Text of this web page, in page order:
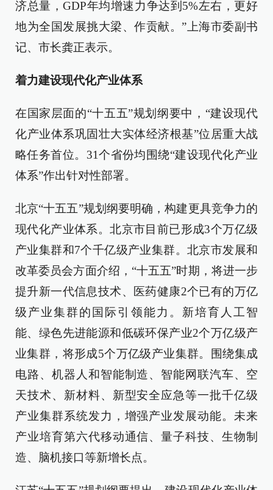
济总量，GDP年均增速力争达到5%左右，更好
地为全国发展挑大梁、作贡献。”上海市委副书
记、市长龚正表示。
着力建设现代化产业体系
在国家层面的“十五五”规划纲要中，“建设现代
化产业体系巩固壮大实体经济根基”位居重大战
略任务首位。31个省份均围绕“建设现代化产业
体系”作出针对性部署。
北京“十五五”规划纲要明确，构建更具竞争力的
现代化产业体系。北京市目前已形成3个万亿级
产业集群和7个千亿级产业集群。北京市发展和
改革委员会方面介绍，“十五五”时期，将进一步
提升新一代信息技术、医药健康2个已有的万亿
级产业集群的国际引领能力。新培育人工智
能、绿色先进能源和低碳环保产业2个万亿级产
业集群，将形成5个万亿级产业集群。围绕集成
电路、机器人和智能制造、智能网联汽车、空
天技术、新材料、新型安全应急等一批千亿级
产业集群系统发力，增强产业发展动能。未来
产业培育第六代移动通信、量子科技、生物制
造、脑机接口等新增长点。